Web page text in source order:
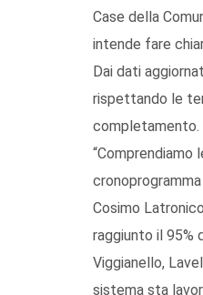
Case della
intende fare
Dai dati
rispettando le
completamento.
Cosimo
raggiunto il 95%
Viggianello,
sistema sta